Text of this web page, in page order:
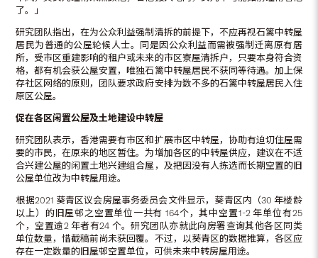
了。」
研究团队指出，在为公众利益强制清拆的前提下，不应再视石篱中转屋
居民为普通的公屋轮候人士。同是因公众利益而需被强制迁离原有居
所，受市区重建影响的租户或未来的市区寮屋清拆户，只要本身符合资
格，都有机会获公屋安置，唯独石篱中转屋居民不获同等待遇。加上保
存社区网络的原则，团队要求政府安排为数不多的石篱中转屋居民入住
原区公屋。
促在各区闲置公屋及土地建设中转屋
研究团队表示，香港需要有市区和扩展市区中转屋，协助有迫切住屋需
要的市民，在原来的地区暂住。为增加各区的中转屋供应，建议在不适
合兴建公屋的闲置土地兴建组合屋，及把因没有人拣选而长期空置的旧
公屋单位改为中转屋用途。
根据2021 葵青区议会房屋事务委员会文件显示，葵青区内（30 年楼龄
以上）的旧屋邨之空置单位一共有 164个，其中空置1-2 年单位有25
个，空置逾2 年者有24 个。研究团队亦就此向房署查询其他各区同类
单位数量，惜截稿前尚未获回覆。不过，以葵青区的数据推算，各区应
存在一定数量的旧屋邨空置单位，可供未来中转房屋用途。